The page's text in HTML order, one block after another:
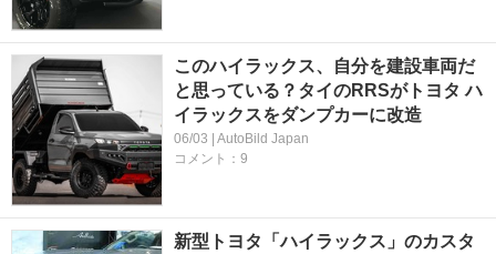
このハイラックス、自分を建設車両だ
と思っている？タイのRRSがトヨタ ハ
イラックスをダンプカーに改造
06/03 | AutoBild Japan
コメント：9
新型トヨタ「ハイラックス」のカスタ